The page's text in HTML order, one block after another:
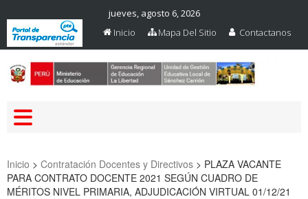
jueves, agosto 6, 2026
Inicio
Mapa Del Sitio Contactanos
Inicio > Contratación Docentes y Directivos > PLAZA VACANTE
PARA CONTRATO DOCENTE 2021 SEGÚN CUADRO DE
MÉRITOS NIVEL PRIMARIA, ADJUDICACIÓN VIRTUAL 01/12/21